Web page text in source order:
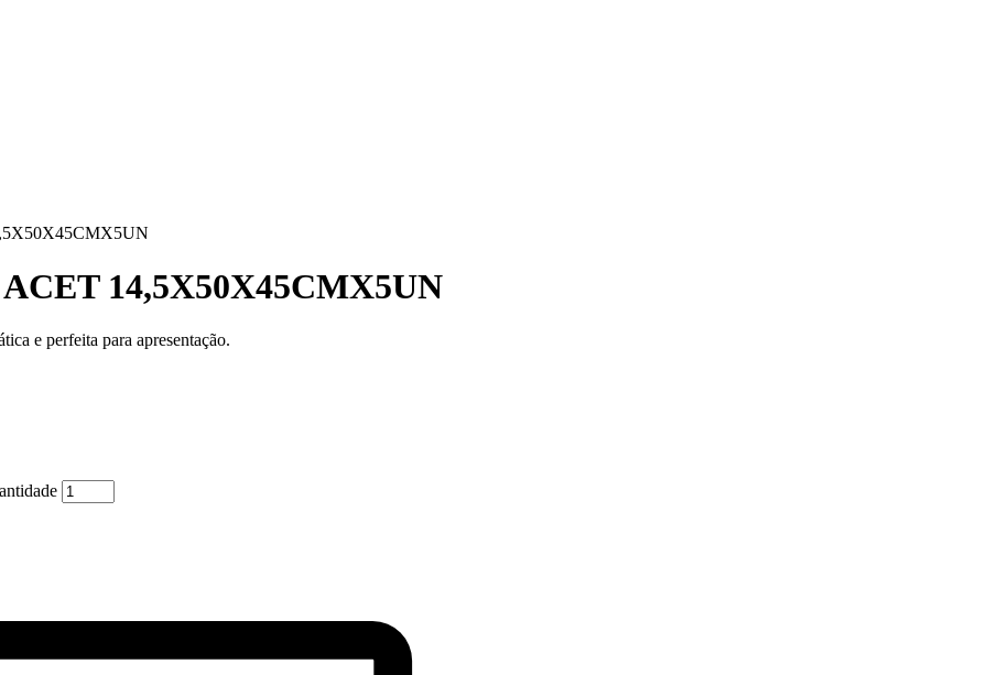
14,5X50X45CMX5UN
e perfeita para apresentação.